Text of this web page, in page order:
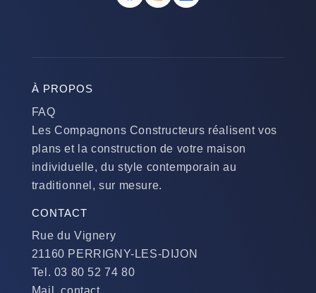
À PROPOS
FAQ
Les Compagnons Constructeurs réalisent vos
plans et la construction de votre maison
individuelle, du style contemporain au
traditionnel, sur mesure.
CONTACT
Rue du Vignery
21160 PERRIGNY-LES-DIJON
Tel. 03 80 52 74 80